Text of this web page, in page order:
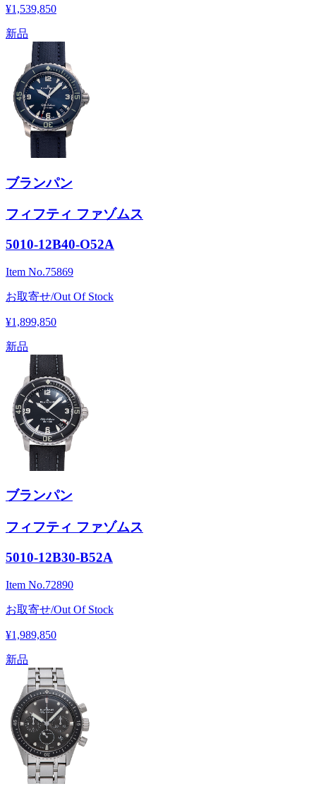
¥1,539,850
新品
ブランパン
フィフティ ファゾムス
5010-12B40-O52A
Item No.75869
お取寄せ/Out Of Stock
¥1,899,850
新品
ブランパン
フィフティ ファゾムス
5010-12B30-B52A
Item No.72890
お取寄せ/Out Of Stock
¥1,989,850
新品